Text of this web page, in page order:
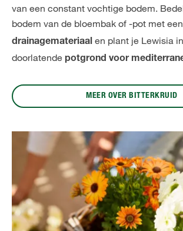
van een constant vochtige bodem.
bodem van de bloembak of -pot met een
drainagemateriaal en plant je Lewisia
doorlatende potgrond voor
MEER OVER BITTERKRUID